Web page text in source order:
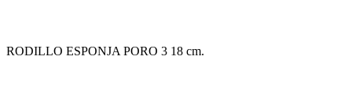
RODILLO ESPONJA PORO 3 18 cm.